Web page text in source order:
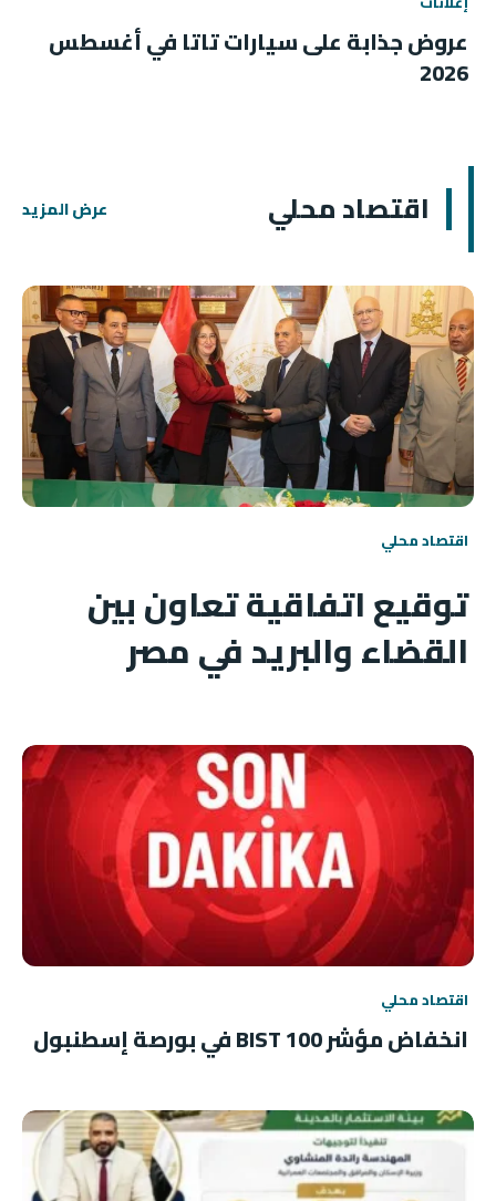
عروض جذابة على سيارات تاتا في أغسطس
2026
اقتصاد محلي عرض المزيد
اقتصاد محلي
توقيع اتفاقية تعاون بين
القضاء والبريد في مصر
اقتصاد محلي
انخفاض مؤشر BIST 100 في بورصة إسطنبول